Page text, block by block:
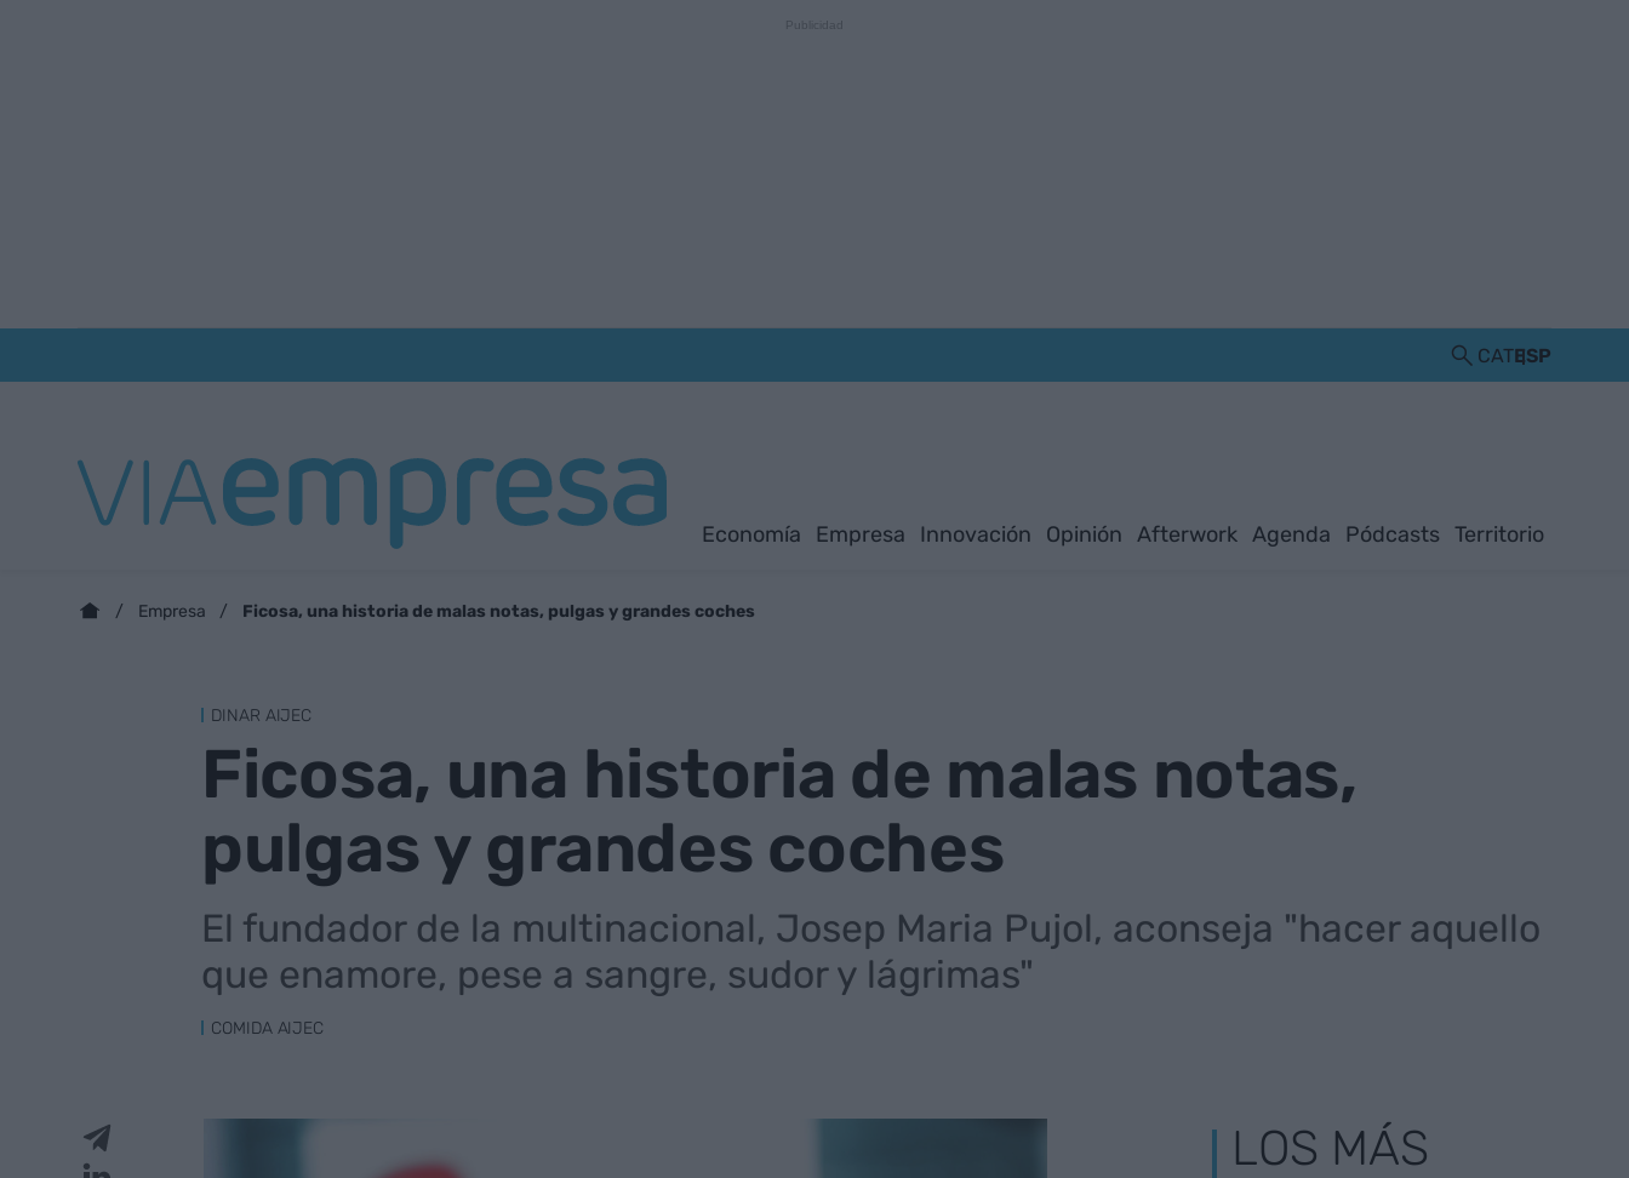
CATESP
Economía Empresa Innovación Opinión Afterwork Agenda Pódcasts Territorio
Empresa Ficosa, una historia de malas notas, pulgas y grandes coches
DINAR AIJEC
Ficosa, una historia de malas notas,
pulgas y grandes coches
El fundador de la multinacional, Josep Maria Pujol, aconseja "hacer aquello
que enamore, pese a sangre, sudor y lágrimas"
COMIDA AIJEC
LOS MÁS